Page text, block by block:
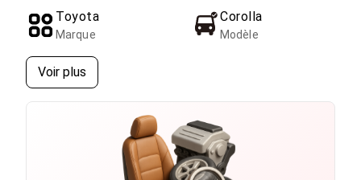
Toyota
Marque
Corolla
Modèle
Voir plus